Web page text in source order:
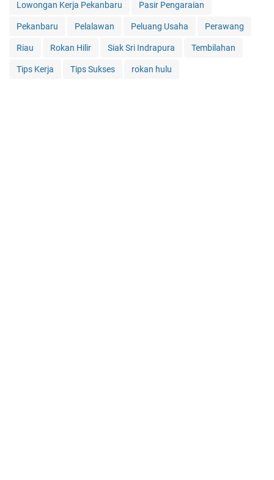
Lowongan Kerja Pekanbaru Pasir Pengaraian
Pekanbaru Pelalawan Peluang Usaha Perawang
Riau Rokan Hilir Siak Sri Indrapura Tembilahan
Tips Kerja Tips Sukses rokan hulu